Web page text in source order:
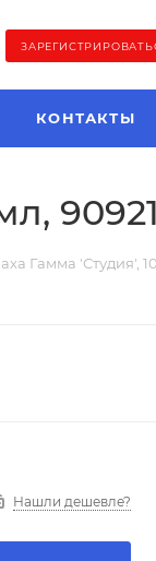
КОНТАКТЫ
Гамма 'Студия',
Нашли дешевле?